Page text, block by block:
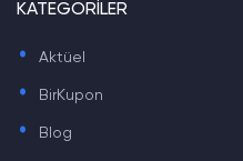
KATEGORİLER
. Aktüel
. BirKupon
. Blog